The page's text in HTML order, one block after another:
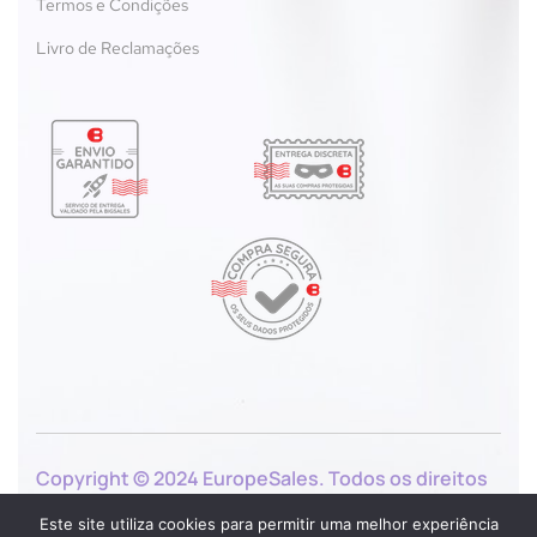
Termos e Condições
Livro de Reclamações
Copyright © 2024 EuropeSales. Todos os direitos
Este site utiliza cookies para permitir uma melhor experiência